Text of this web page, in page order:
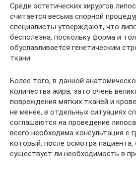
Среди эстетических хирургов
считается весьма спорной
специалисты утверждают, что
бесполезна, поскольку форма и
обуславливается генетическим
ткани.
Более того, в данной
количества жира, зато очень
повреждения мягких тканей и
не менее, в отдельных ситуациях
соглашаются на проведение
всего необходима консультация с
который, после осмотра пациента,
существует ли необходимость в